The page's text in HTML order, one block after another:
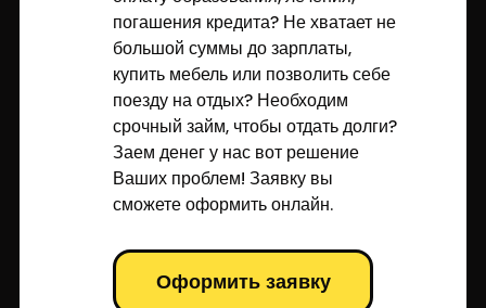
погашения кредита? Не хватает не
большой суммы до зарплаты,
купить мебель или позволить себе
поезду на отдых? Необходим
срочный займ, чтобы отдать долги?
Заем денег у нас вот решение
Ваших проблем! Заявку вы
сможете оформить онлайн.
Оформить заявку